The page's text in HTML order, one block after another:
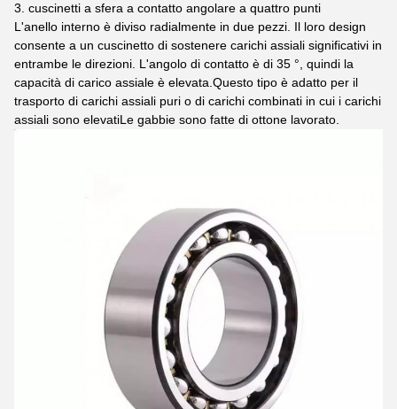
3. cuscinetti a sfera a contatto angolare a quattro punti
L'anello interno è diviso radialmente in due pezzi. Il loro design
consente a un cuscinetto di sostenere carichi assiali significativi in
entrambe le direzioni. L'angolo di contatto è di 35 °, quindi la
capacità di carico assiale è elevata.Questo tipo è adatto per il
trasporto di carichi assiali puri o di carichi combinati in cui i carichi
assiali sono elevatiLe gabbie sono fatte di ottone lavorato.